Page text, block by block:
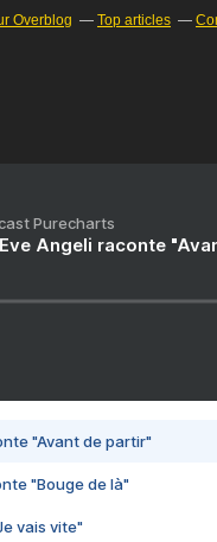
Overblog Top articles
Purecharts
Angeli raconte
"Avant de partir"
"Bouge de là"
vais vite"